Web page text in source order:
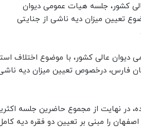
کشور، جلسه هیات عمومی دیوان
تعیین میزان دیه ناشی از جنایتی
عالی کشور، با موضوع اختلاف
فارس، درخصوص تعیین میزان دیه
در نهایت از مجموع حاضرین جلسه
را مبنی بر تعیین دو فقره دیه